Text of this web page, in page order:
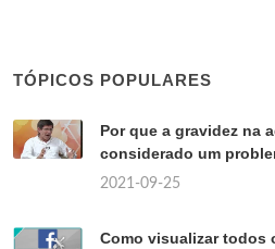
TÓPICOS POPULARES
Por que a gravidez na
considerado um
2021-09-25
Como visualizar todos